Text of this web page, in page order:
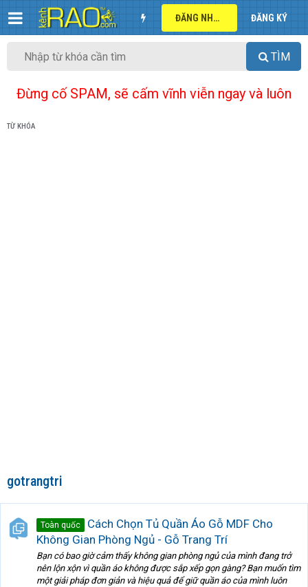
ĐĂNG NHẬP ĐĂNG KÝ
TÌM
Đừng cố SPAM, sẽ cấm vĩnh viễn ngay và luôn
TỪ KHÓA
gotrangtri
Toàn quốc
Cách Chọn Tủ Quần Áo Gỗ MDF Cho
Không Gian Phòng Ngủ - Gỗ Trang Trí
Bạn có bao giờ cảm thấy không gian phòng ngủ của mình đang trở
nên lộn xộn vì quần áo không được sắp xếp gọn gàng? Bạn muốn tìm
một giải pháp đơn giản và hiệu quả để giữ quần áo của mình luôn